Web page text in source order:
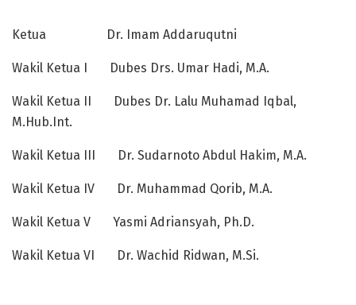
Ketua Dr. Imam Addaruqutni
Wakil Ketua I Dubes Drs. Umar Hadi, M.A.
Wakil Ketua II Dubes Dr. Lalu Muhamad Iqbal,
M.Hub.Int.
Wakil Ketua III Dr. Sudarnoto Abdul Hakim, M.A.
Wakil Ketua IV Dr. Muhammad Qorib, M.A.
Wakil Ketua V Yasmi Adriansyah, Ph.D.
Wakil Ketua VI Dr. Wachid Ridwan, M.Si.